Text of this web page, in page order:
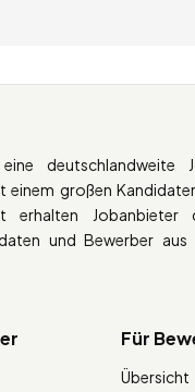
deutschlandweite
einem großen
erhalten Jobanbieter
und Bewerber aus
Für
Übersicht